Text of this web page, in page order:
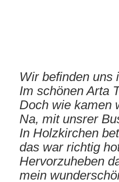
Wir befinden uns
Im schönen Arta
Doch wie kamen
Na, mit unsrer
In Holzkirchen
das war richtig
Hervorzuheben
mein